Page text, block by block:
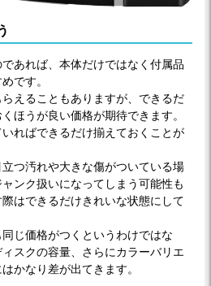
あれば、本体だけではなく付属品
です。
えることもありますが、できるだ
ほうが良い価格が期待できます。
ればできるだけ揃えておくことが
つ汚れや大きな傷がついている場
ンク扱いになってしまう可能性も
はできるだけきれいな状態にして
じ価格がつくというわけではな
スクの容量、さらにカラーバリエ
かなり差が出てきます。